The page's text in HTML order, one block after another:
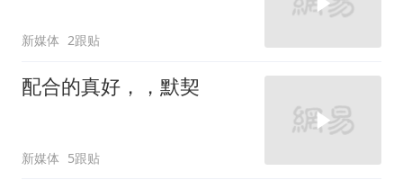
新媒体 2跟贴
配合的真好，，默契
新媒体 5跟贴